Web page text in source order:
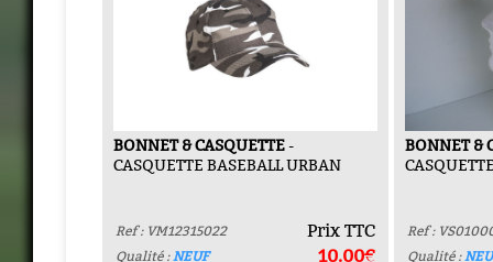
BONNET & CASQUETTE-
CASQUETTE BASEBALL URBAN
Ref : VM12315022 Prix TTC
Qualité :NEUF 10.00€
BONNET &
Ref :
Qualité :